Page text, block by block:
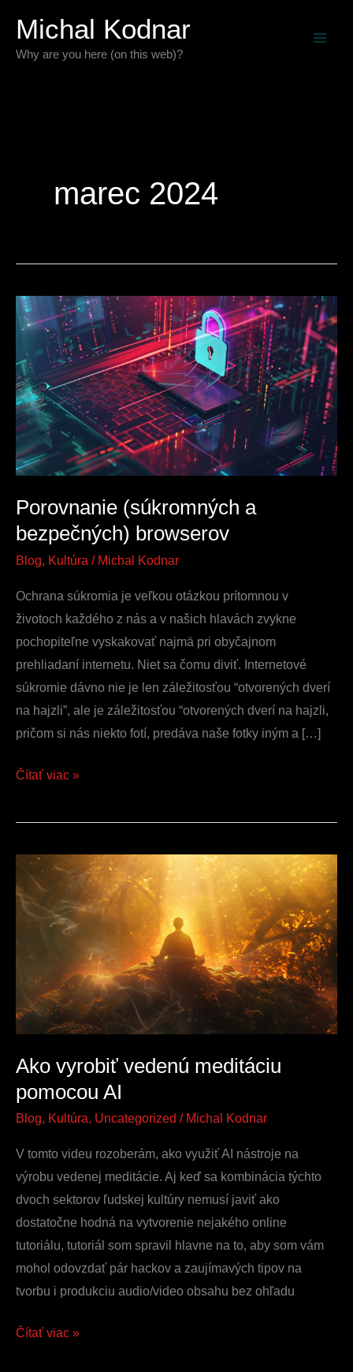
obsah
Michal Kodnar
Why are you here (on this web)?
marec 2024
Porovnanie (súkromných a
bezpečných) browserov
Blog, Kultúra / Michal Kodnar
Ochrana súkromia je veľkou otázkou prítomnou v
životoch každého z nás a v našich hlavách zvykne
pochopiteľne vyskakovať najmä pri obyčajnom
prehliadaní internetu. Niet sa čomu diviť. Internetové
súkromie dávno nie je len záležitosťou “otvorených dverí
na hajzli”, ale je záležitosťou “otvorených dverí na hajzli,
pričom si nás niekto fotí, predáva naše fotky iným a […]
Porovnanie
(súkromných
a
bezpečných)
browserov
Čítať viac »
Ako vyrobiť vedenú meditáciu
pomocou AI
Blog, Kultúra, Uncategorized / Michal Kodnar
V tomto videu rozoberám, ako využiť AI nástroje na
výrobu vedenej meditácie. Aj keď sa kombinácia týchto
dvoch sektorov ľudskej kultúry nemusí javiť ako
dostatočne hodná na vytvorenie nejakého online
tutoriálu, tutoriál som spravil hlavne na to, aby som vám
mohol odovzdať pár hackov a zaujímavých tipov na
tvorbu i produkciu audio/video obsahu bez ohľadu
Ako
vyrobiť
vedenú
meditáciu
pomocou
Čítať viac »